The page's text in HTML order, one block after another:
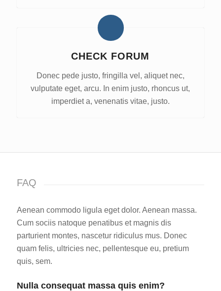
CHECK FORUM
Donec pede justo, fringilla vel, aliquet nec,
vulputate eget, arcu. In enim justo, rhoncus ut,
imperdiet a, venenatis vitae, justo.
FAQ
Aenean commodo ligula eget dolor. Aenean massa.
Cum sociis natoque penatibus et magnis dis
parturient montes, nascetur ridiculus mus. Donec
quam felis, ultricies nec, pellentesque eu, pretium
quis, sem.
Nulla consequat massa quis enim?